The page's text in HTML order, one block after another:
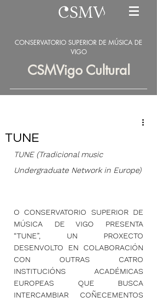
CONSERVATORIO SUPERIOR DE MÚSICA DE
VIGO
CSMVigo Cultural
TUNE
TUNE (Tradicional music
Undergraduate Network in Europe)
O CONSERVATORIO SUPERIOR DE
MÚSICA DE VIGO PRESENTA
“TUNE”, UN PROXECTO
DESENVOLTO EN COLABORACIÓN
CON OUTRAS CATRO
INSTITUCIÓNS ACADÉMICAS
EUROPEAS QUE BUSCA
INTERCAMBIAR COÑECEMENTOS